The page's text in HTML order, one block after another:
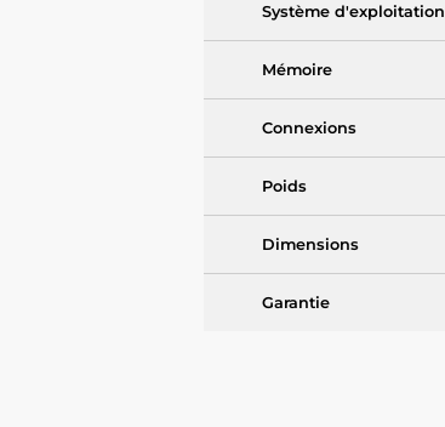
Système d'exploitation
Mémoire
Connexions
Poids
Dimensions
Garantie